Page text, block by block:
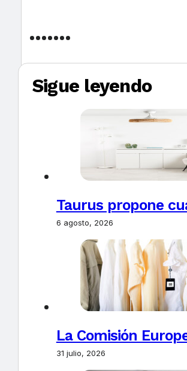
Sigue leyendo
Taurus propone
6 agosto, 2026
La Comisión
31 julio, 2026